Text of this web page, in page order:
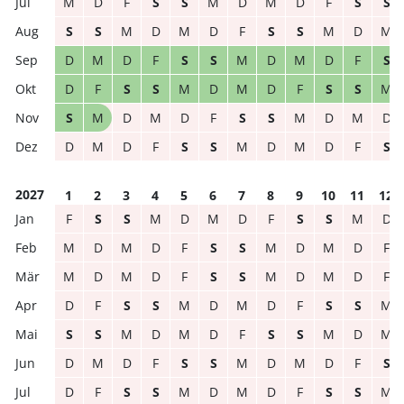
S
S M D M D F S S M D
M
D
M D F S S M D M D F
S
D
F S S M D M D F S S
M
S
M D M D F S S M D M
D
D
M D F S S M D M D F S
2027 1 2 3 4 5 6 7 8 9 10 11
12
F
S S M D M D F S S M
D
M
D M D F S S M D M D
F
M
D M D F S S M D M D
F
D
F S S M D M D F S S
M
S
S M D M D F S S M D
M
D
M D F S S M D M D F
S
D
F S S M D M D F S S M